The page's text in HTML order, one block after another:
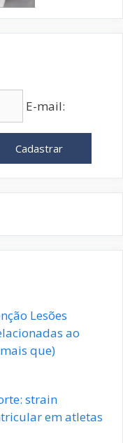
E-mail:
Cadastrar
Lesões
ao
que)
strain
em atletas